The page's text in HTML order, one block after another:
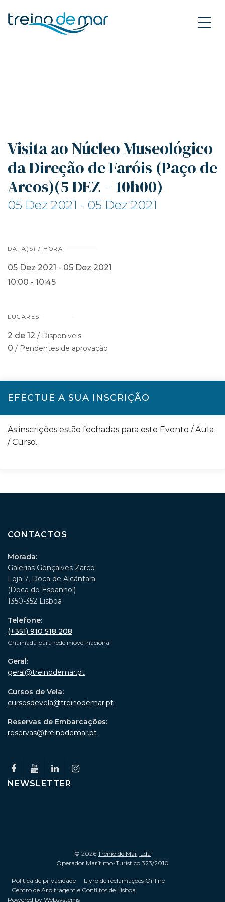
Visita ao Núcleo Museológico
da Direção de Faróis (Paço de
Arcos)(5 DEZ – 10h00)
05 Dez 2021 - 05 Dez 2021
DATA(S) / HORA
05 Dez 2021 - 05 Dez 2021
10:00 - 10:45
LUGARES
2 de 12 / Disponíveis
0 / Pendentes de aprovação
EFECTUE A SUA INSCRIÇÃO
As inscrições estão fechadas para este Evento / Aula
/ Curso.
CONTACTOS
Morada:
Galerias Gonçalves Zarco
Loja 7, Doca de Alcântara
(Doca do Espanhol)
1350-352 Lisboa
Telefone:
(+351) 910 518 208
Chamada para rede móvel nacional
Geral:
geral@treinodemar.pt
Cursos de Vela:
cursosdevela@treinodemar.pt
Reservas de Embarcações:
reservas@treinodemar.pt
NEWSLETTER
© 2026 Treino de Mar, Lda
Operador Marítimo-Turístico 323/2010
Política de privacidade
Livro de reclamações Online
Centro de Arbitragem e Conflitos de Lisboa
Powered by Websystems